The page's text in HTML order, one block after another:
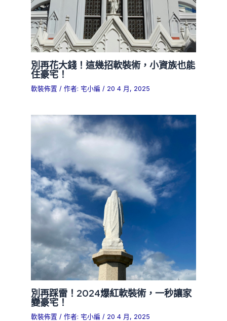
別再花大錢！這幾招軟裝術，小資族也能
住豪宅！
軟裝佈置 / 作者: 宅小編/ 20 4 月, 2025
別再踩雷！2024爆紅軟裝術，一秒讓家
變豪宅！
軟裝佈置 / 作者: 宅小編 / 20 4 月, 2025